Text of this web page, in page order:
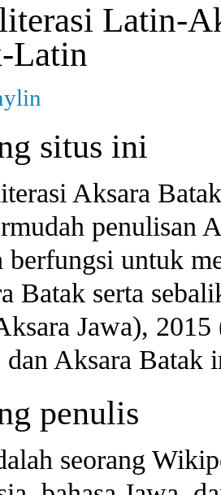
Latin-
Latin
situs ini
Aksara
penulisan
berfungsi untuk
Batak serta
Jawa),
dan Aksara
penulis
seorang